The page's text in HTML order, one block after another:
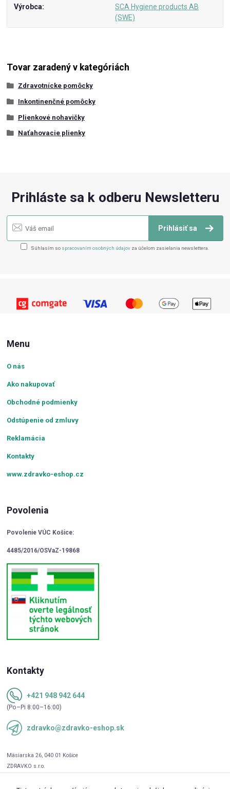
Výrobca
SCA Hygiene products AB
(SWE)
Tovar zaradený v kategóriách
Zdravotnícke pomôcky
Inkontinenčné pomôcky
Plienkové nohavičky
Naťahovacie plienky
Prihláste sa k odberu Newsletteru
Prihlásiť sa
Súhlasím so spracovaním osobných údajov za účelom zasielania newslettera.
Menu
O nás
Ako nakupovať
Obchodné podmienky
Odstúpenie od zmluvy
Reklamácia
Kontakty
www.zdravko-eshop.cz
Povolenia
Povolenie VÚC Košice:
4485/2016/OSVaZ-19868
Kontakty
+421 948 942 644
(Po–Pi 8:00–16:00)
zdravko@zdravko-eshop.sk